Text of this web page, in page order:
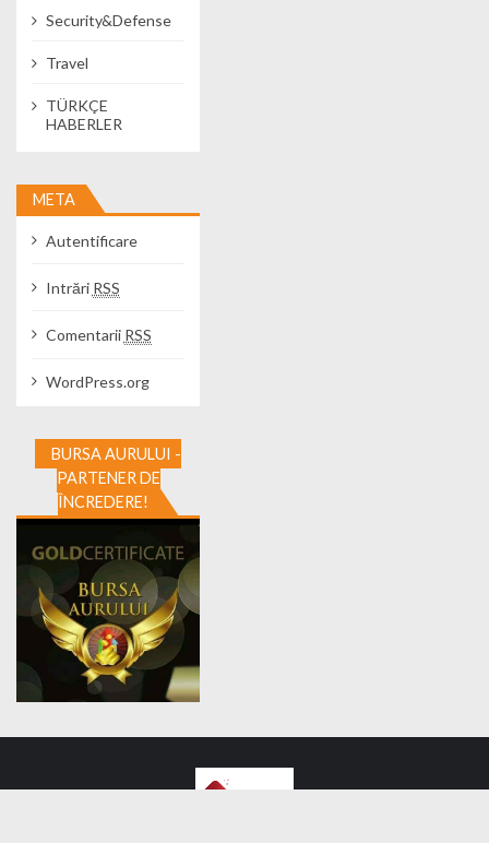
Security&Defense
Travel
TÜRKÇE
HABERLER
META
Autentificare
Intrări RSS
Comentarii RSS
WordPress.org
BURSA AURULUI -
PARTENER DE
ÎNCREDERE!